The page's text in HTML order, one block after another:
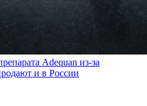
Adequan из-за
и в России